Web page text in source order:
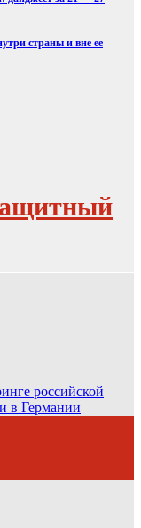
страны и вне ее
российской
в Германии